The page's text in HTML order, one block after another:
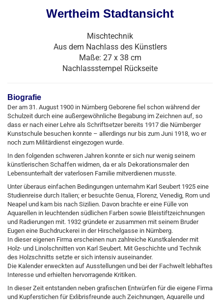
Wertheim Stadtansicht
Mischtechnik
Aus dem Nachlass des Künstlers
Maße: 27 x 38 cm
Nachlassstempel Rückseite
Biografie
Der am 31. August 1900 in Nürnberg Geborene fiel schon während der
Schulzeit durch eine außergewöhnliche Begabung im Zeichnen auf, so
dass er nach einer Lehre als Schriftsetzer bereits 1917 die Nürnberger
Kunstschule besuchen konnte – allerdings nur bis zum Juni 1918, wo er
noch zum Militärdienst eingezogen wurde.
In den folgenden schweren Jahren konnte er sich nur wenig seinem
künstlerischen Schaffen widmen, da er als Dekorationsmaler den
Lebensunterhalt der vaterlosen Familie mitverdienen musste.
Unter überaus einfachen Bedingungen unternahm Karl Seubert 1925 eine
Studienreise durch Italien; er besuchte Genua, Florenz, Venedig, Rom und
Neapel und kam bis nach Sizilien. Davon brachte er eine Fülle von
Aquarellen in leuchtenden südlichen Farben sowie Bleistiftzeichnungen
und Radierungen mit. 1932 gründete er zusammen mit seinem Bruder
Eugen eine Buchdruckerei in der Hirschelgasse in Nürnberg.
In dieser eigenen Firma erscheinen nun zahlreiche Kunstkalender mit
Holz- und Linolschnitten von Karl Seubert. Mit Geschichte und Technik
des Holzschnitts setzte er sich intensiv auseinander.
Die Kalender erweckten auf Ausstellungen und bei der Fachwelt lebhaftes
Interesse und erhielten hervorragende Kritiken.
In dieser Zeit entstanden neben grafischen Entwürfen für die eigene Firma
und Kupferstichen für Exlibrisfreunde auch Zeichnungen, Aquarelle und